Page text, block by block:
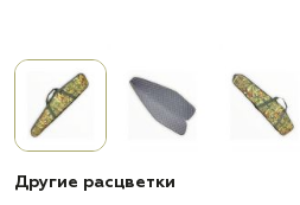
Другие расцветки